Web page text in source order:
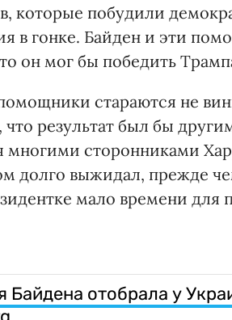
которые побудили
в гонке. Байден и эти
он мог бы победить
стараются не
результат был бы
многими сторонниками
долго выжидал, прежде
мало времени для
Байдена отобрала у